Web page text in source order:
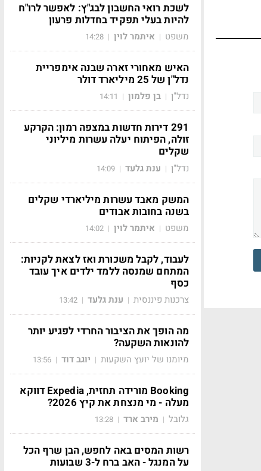
לשכת רואי החשבון לבג"ץ: לאפשר לרו"ח
להיות בעלי תפקיד בחדלות פרעון
משפט | איתמר לוין |
14:28
האיש מאחורי זארה שבנה אימפריית
נדל"ן של 25 מיליארד דולר
נדל"ן | בן פלמון |
14:11
291 דירות חדשות במצפה רמון: הקרקע
זולה, הפיתוח יעלה עשרות מיליוני
שקלים
נדל"ן | ענת גלעד |
14:09
המשק מאבד עשרות מיליארדי שקלים
בשנה בחובות אבודים
משפט | איתמר לוין |
14:02
לעבוד, לקבל משכורת ואז לצאת לקניות:
המתחם שמנסה ללמד ילדים איך עובד
כסף
צרכנות פיננסית | ענת גלעד |
13:42
מה הופך את הציבור החרדי לפגיע יותר
להונאות השקעה?
מיומנו של יועץ השקעות | יוגב דוד |
13:56
Booking מורידה תחזית, Expedia דווקא
מעלה - מי מנצחת את קיץ 2026?
גלובל | מירב ארד |
13:28
רשות המסים באה לחפש, הבן שרף הכל
על המנגל - האב ברח ל-3 שבועות